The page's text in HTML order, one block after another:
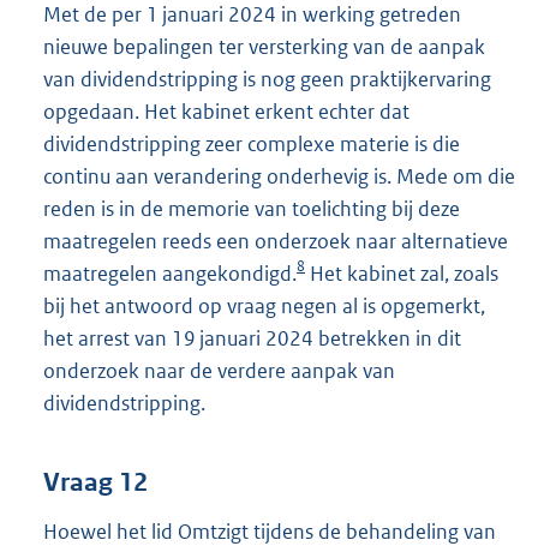
Met de per 1 januari 2024 in werking getreden
nieuwe bepalingen ter versterking van de aanpak
van dividendstripping is nog geen praktijkervaring
opgedaan. Het kabinet erkent echter dat
dividendstripping zeer complexe materie is die
continu aan verandering onderhevig is. Mede om die
reden is in de memorie van toelichting bij deze
maatregelen reeds een onderzoek naar alternatieve
maatregelen aangekondigd.8 Het kabinet zal, zoals
bij het antwoord op vraag negen al is opgemerkt,
het arrest van 19 januari 2024 betrekken in dit
onderzoek naar de verdere aanpak van
dividendstripping.
Vraag 12
Hoewel het lid Omtzigt tijdens de behandeling van